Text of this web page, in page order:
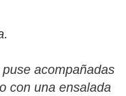
acompañadas
con una ensalada